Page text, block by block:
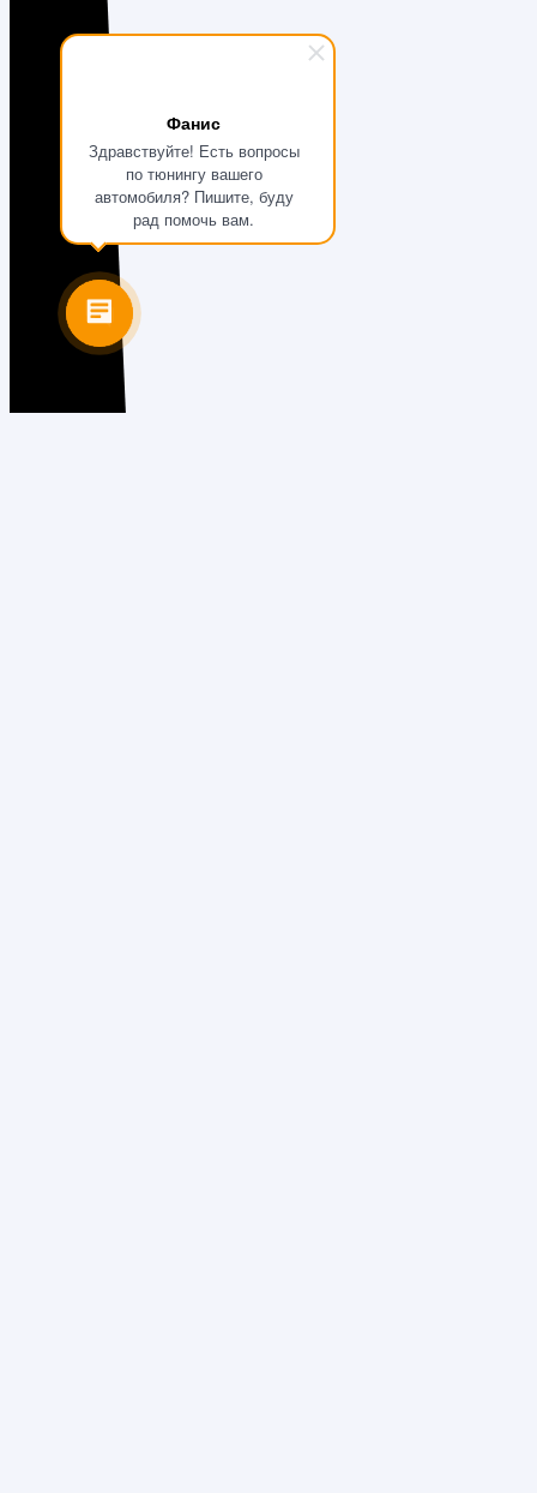
Фанис
Здравствуйте! Есть вопросы
по тюнингу вашего
автомобиля? Пишите, буду
рад помочь вам.